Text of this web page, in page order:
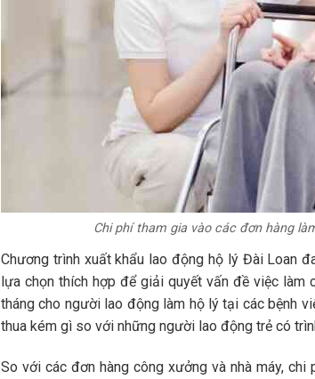
Chi phí tham gia vào các đơn hàng
Chương trình xuất khẩu lao động hộ lý Đài Loan
lựa chọn thích hợp để giải quyết vấn đề việc làm
tháng cho người lao động làm hộ lý tại các bệnh
thua kém gì so với những người lao động trẻ có
So với các đơn hàng công xưởng và nhà máy,